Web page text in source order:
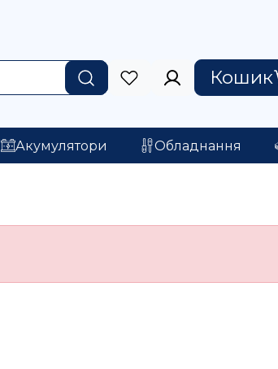
Кошик
Акумулятори Обладнання